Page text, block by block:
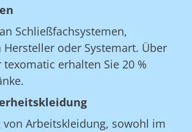
Schließfachsystemen,
oder Systemart. Über
erhalten Sie 20 %
von Arbeitskleidung, sowohl im